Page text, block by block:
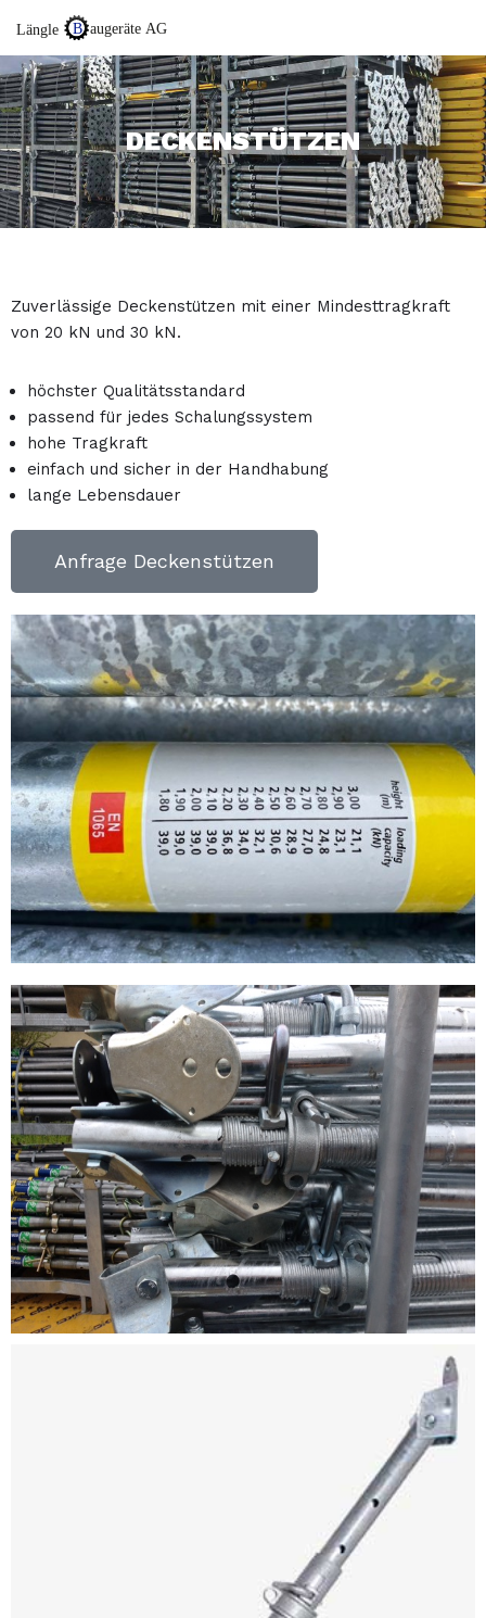
Zum
Inhalt
springen
DECKENSTÜTZEN
Zuverlässige Deckenstützen mit einer Mindesttragkraft
von 20 kN und 30 kN.
höchster Qualitätsstandard
passend für jedes Schalungssystem
hohe Tragkraft
einfach und sicher in der Handhabung
lange Lebensdauer
Anfrage Deckenstützen